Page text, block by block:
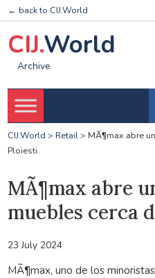
← back to CIJ.World
CIJ.World
Archive
CIJ.World > Retail> MÃ¶max abre
Ploiesti
MÃ¶max abre
muebles cerca
23 July 2024
MÃ¶max, uno de los